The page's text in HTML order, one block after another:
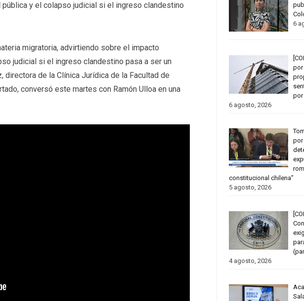
y el colapso judicial si el ingreso clandestino
migratoria, advirtiendo sobre el impacto
judicial si el ingreso clandestino pasa a ser un
directora de la Clínica Jurídica de la Facultad de
conversó este martes con Ramón Ulloa en una
6
por
por
6 agosto, 2026
por
constitucional chilena”
5 agosto, 2026
4 agosto, 2026